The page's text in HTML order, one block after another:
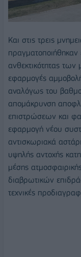
Και στις τρεις
πραγματοποιήθηκαν
ανθεκτικότητας των
εφαρμογές
αναλόγως του
απομάκρυνση
επιστρώσεων και
εφαρμογή νέου
αντισκωριακά
υψηλής αντοχής
μέσης
διαβρωτικών
τεχνικές